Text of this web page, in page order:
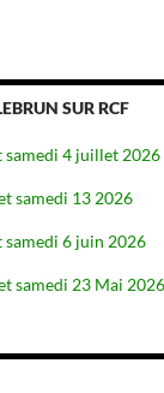
SUR RCF
samedi 4 juillet 2026
samedi 13 2026
6 juin 2026
samedi 23 Mai 2026